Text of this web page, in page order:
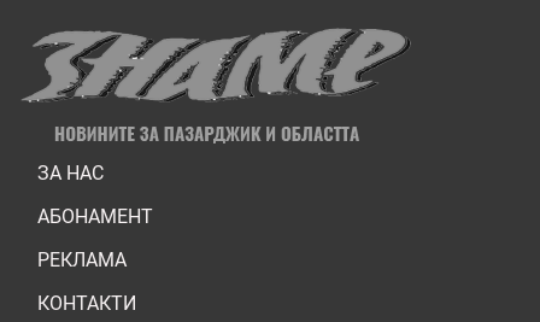
ЗА НАС
АБОНАМЕНТ
РЕКЛАМА
КОНТАКТИ